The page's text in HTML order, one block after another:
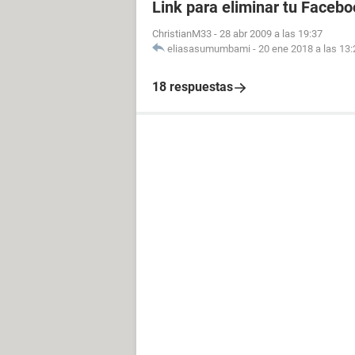
Link para eliminar tu
ChristianM33 - 28 abr 2009 a las 19:37
eliasasumumbami - 20 ene 2018 a las
18 respuestas